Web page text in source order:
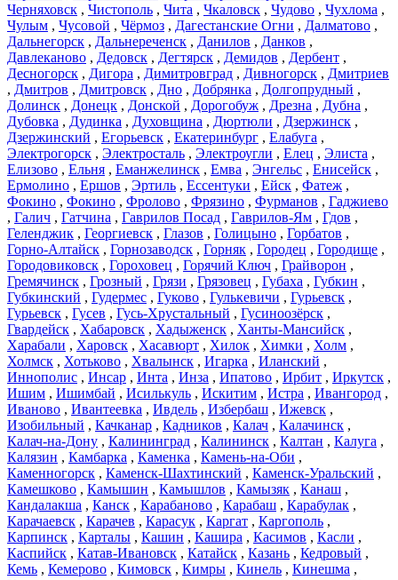
Черняховск , Чистополь , Чита , Чкаловск , Чудово , Чухлома ,
Чулым , Чусовой , Чёрмоз , Дагестанские Огни , Далматово ,
Дальнегорск , Дальнереченск , Данилов , Данков ,
Давлеканово , Дедовск , Дегтярск , Демидов , Дербент ,
Десногорск , Дигора , Димитровград , Дивногорск , Дмитриев
, Дмитров , Дмитровск , Дно , Добрянка , Долгопрудный ,
Долинск , Донецк , Донской , Дорогобуж , Дрезна , Дубна ,
Дубовка , Дудинка , Духовщина , Дюртюли , Дзержинск ,
Дзержинский , Егорьевск , Екатеринбург , Елабуга ,
Электрогорск , Электросталь , Электроугли , Елец , Элиста ,
Елизово , Ельня , Еманжелинск , Емва , Энгельс , Енисейск ,
Ермолино , Ершов , Эртиль , Ессентуки , Ейск , Фатеж ,
Фокино , Фокино , Фролово , Фрязино , Фурманов , Гаджиево
, Галич , Гатчина , Гаврилов Посад , Гаврилов-Ям , Гдов ,
Геленджик , Георгиевск , Глазов , Голицыно , Горбатов ,
Горно-Алтайск , Горнозаводск , Горняк , Городец , Городище ,
Городовиковск , Гороховец , Горячий Ключ , Грайворон ,
Гремячинск , Грозный , Грязи , Грязовец , Губаха , Губкин ,
Губкинский , Гудермес , Гуково , Гулькевичи , Гурьевск ,
Гурьевск , Гусев , Гусь-Хрустальный , Гусиноозёрск ,
Гвардейск , Хабаровск , Хадыженск , Ханты-Мансийск ,
Харабали , Харовск , Хасавюрт , Хилок , Химки , Холм ,
Холмск , Хотьково , Хвалынск , Игарка , Иланский ,
Иннополис , Инсар , Инта , Инза , Ипатово , Ирбит , Иркутск ,
Ишим , Ишимбай , Исилькуль , Искитим , Истра , Ивангород ,
Иваново , Ивантеевка , Ивдель , Избербаш , Ижевск ,
Изобильный , Качканар , Кадников , Калач , Калачинск ,
Калач-на-Дону , Калининград , Калининск , Калтан , Калуга ,
Калязин , Камбарка , Каменка , Камень-на-Оби ,
Каменногорск , Каменск-Шахтинский , Каменск-Уральский ,
Камешково , Камышин , Камышлов , Камызяк , Канаш ,
Кандалакша , Канск , Карабаново , Карабаш , Карабулак ,
Карачаевск , Карачев , Карасук , Каргат , Каргополь ,
Карпинск , Карталы , Кашин , Кашира , Касимов , Касли ,
Каспийск , Катав-Ивановск , Катайск , Казань , Кедровый ,
Кемь , Кемерово , Кимовск , Кимры , Кинель , Кинешма ,